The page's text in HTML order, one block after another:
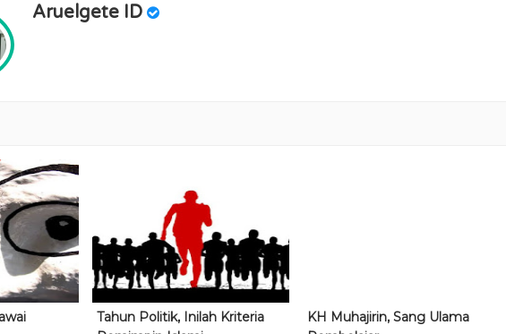
Aruelgete ID
Tahun Politik, Inilah Kriteria
KH Muhajirin, Sang Ulama